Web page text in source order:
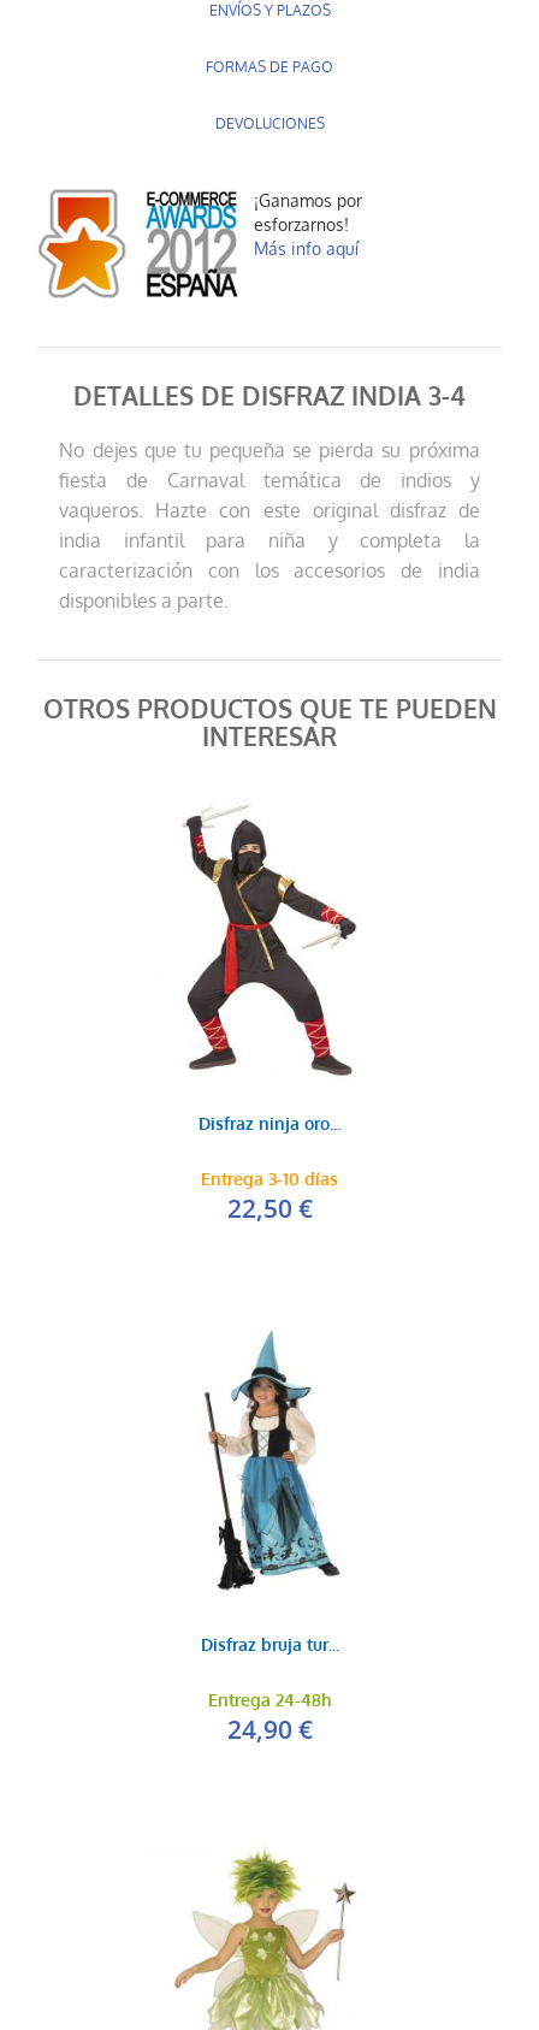
ENVÍOS Y PLAZOS
FORMAS DE PAGO
DEVOLUCIONES
¡Ganamos por
esforzarnos!
Más info aquí
DETALLES DE DISFRAZ INDIA 3-4
No dejes que tu pequeña se pierda su próxima
fiesta de Carnaval temática de indios y
vaqueros. Hazte con este original disfraz de
india infantil para niña y completa la
caracterización con los accesorios de india
disponibles a parte.
OTROS PRODUCTOS QUE TE PUEDEN
INTERESAR
Disfraz ninja oro...
Entrega 3-10 días
22,50 €
Disfraz bruja tur...
Entrega 24-48h
24,90 €